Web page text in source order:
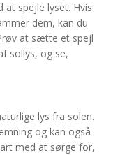
at spejle lyset. Hvis
dem, kan du
at sætte et spejl
sollys, og se,
lys fra solen.
og kan også
med at sørge for,